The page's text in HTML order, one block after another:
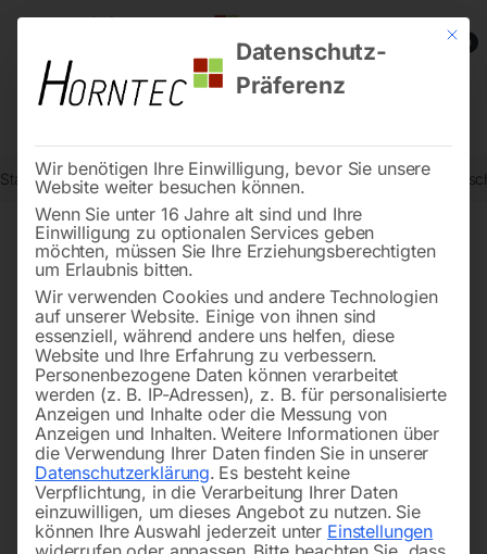
0
Start Drucklufttechnologie Druckluftwerkzeuge
Mit
Datenschutz-
Präferenz
Wir benötigen Ihre Einwilligung, bevor Sie unsere
Website weiter besuchen können.
Wenn Sie unter 16 Jahre alt sind und Ihre
Einwilligung zu optionalen Services geben
möchten, müssen Sie Ihre Erziehungsberechtigten
um Erlaubnis bitten.
Wir verwenden Cookies und andere Technologien
auf unserer Website. Einige von ihnen sind
essenziell, während andere uns helfen, diese
Website und Ihre Erfahrung zu verbessern.
Personenbezogene Daten können verarbeitet
werden (z. B. IP-Adressen), z. B. für personalisierte
Anzeigen und Inhalte oder die Messung von
Anzeigen und Inhalten. Weitere Informationen über
die Verwendung Ihrer Daten finden Sie in unserer
Datenschutzerklärung. Es besteht keine
Verpflichtung, in die Verarbeitung Ihrer Daten
einzuwilligen, um dieses Angebot zu nutzen. Sie
können Ihre Auswahl jederzeit unter Einstellungen